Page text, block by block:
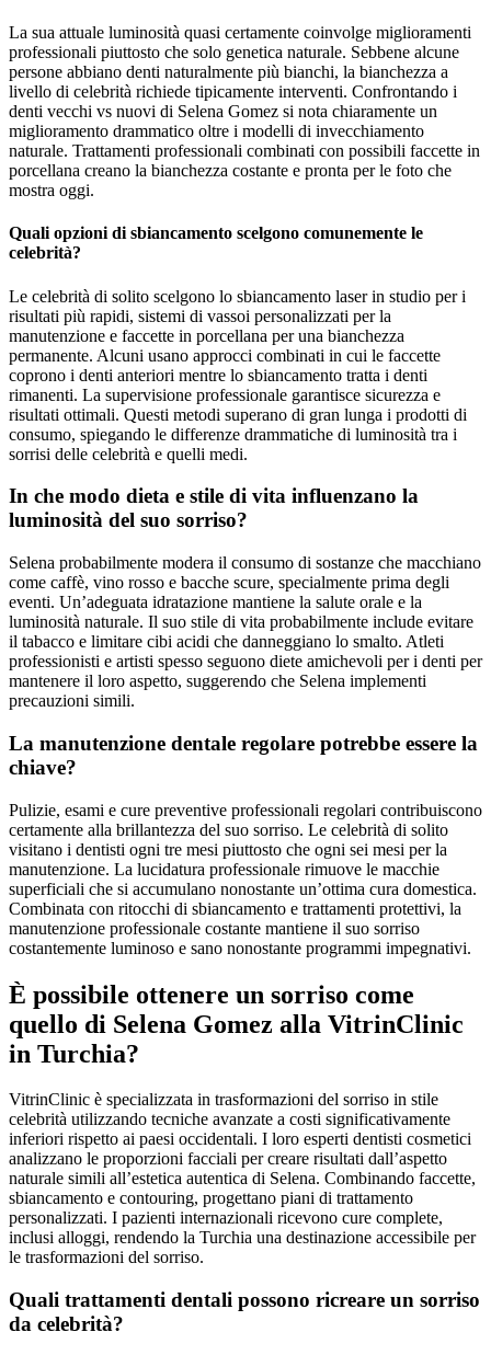
La sua attuale luminosità quasi certamente coinvolge miglioramenti
professionali piuttosto che solo genetica naturale. Sebbene alcune
persone abbiano denti naturalmente più bianchi, la bianchezza a
livello di celebrità richiede tipicamente interventi. Confrontando i
denti vecchi vs nuovi di Selena Gomez si nota chiaramente un
miglioramento drammatico oltre i modelli di invecchiamento
naturale. Trattamenti professionali combinati con possibili faccette in
porcellana creano la bianchezza costante e pronta per le foto che
mostra oggi.
Quali opzioni di sbiancamento scelgono comunemente le
celebrità?
Le celebrità di solito scelgono lo sbiancamento laser in studio per i
risultati più rapidi, sistemi di vassoi personalizzati per la
manutenzione e faccette in porcellana per una bianchezza
permanente. Alcuni usano approcci combinati in cui le faccette
coprono i denti anteriori mentre lo sbiancamento tratta i denti
rimanenti. La supervisione professionale garantisce sicurezza e
risultati ottimali. Questi metodi superano di gran lunga i prodotti di
consumo, spiegando le differenze drammatiche di luminosità tra i
sorrisi delle celebrità e quelli medi.
In che modo dieta e stile di vita influenzano la
luminosità del suo sorriso?
Selena probabilmente modera il consumo di sostanze che macchiano
come caffè, vino rosso e bacche scure, specialmente prima degli
eventi. Un’adeguata idratazione mantiene la salute orale e la
luminosità naturale. Il suo stile di vita probabilmente include evitare
il tabacco e limitare cibi acidi che danneggiano lo smalto. Atleti
professionisti e artisti spesso seguono diete amichevoli per i denti per
mantenere il loro aspetto, suggerendo che Selena implementi
precauzioni simili.
La manutenzione dentale regolare potrebbe essere la
chiave?
Pulizie, esami e cure preventive professionali regolari contribuiscono
certamente alla brillantezza del suo sorriso. Le celebrità di solito
visitano i dentisti ogni tre mesi piuttosto che ogni sei mesi per la
manutenzione. La lucidatura professionale rimuove le macchie
superficiali che si accumulano nonostante un’ottima cura domestica.
Combinata con ritocchi di sbiancamento e trattamenti protettivi, la
manutenzione professionale costante mantiene il suo sorriso
costantemente luminoso e sano nonostante programmi impegnativi.
È possibile ottenere un sorriso come
quello di Selena Gomez alla VitrinClinic
in Turchia?
VitrinClinic è specializzata in trasformazioni del sorriso in stile
celebrità utilizzando tecniche avanzate a costi significativamente
inferiori rispetto ai paesi occidentali. I loro esperti dentisti cosmetici
analizzano le proporzioni facciali per creare risultati dall’aspetto
naturale simili all’estetica autentica di Selena. Combinando faccette,
sbiancamento e contouring, progettano piani di trattamento
personalizzati. I pazienti internazionali ricevono cure complete,
inclusi alloggi, rendendo la Turchia una destinazione accessibile per
le trasformazioni del sorriso.
Quali trattamenti dentali possono ricreare un sorriso
da celebrità?